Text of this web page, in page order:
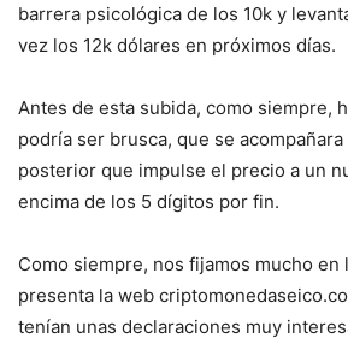
barrera psicológica de los 10k y
vez los 12k dólares en próximos días.
Antes de esta subida, como siempre,
podría ser brusca, que se
posterior que impulse el precio a un
encima de los 5 dígitos por fin.
Como siempre, nos fijamos mucho en
presenta la web
tenían unas declaraciones muy